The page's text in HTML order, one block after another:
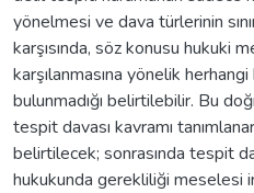
yönelmesi ve dava türlerinin
karşısında, söz konusu hukuki
karşılanmasına yönelik
bulunmadığı belirtilebilir. Bu
tespit davası kavramı
belirtilecek; sonrasında tespit
hukukunda gerekliliği meselesi